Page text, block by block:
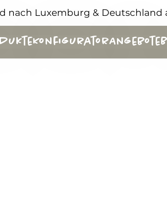
nach Luxemburg & Deutschland
KonfiguratorAngebote